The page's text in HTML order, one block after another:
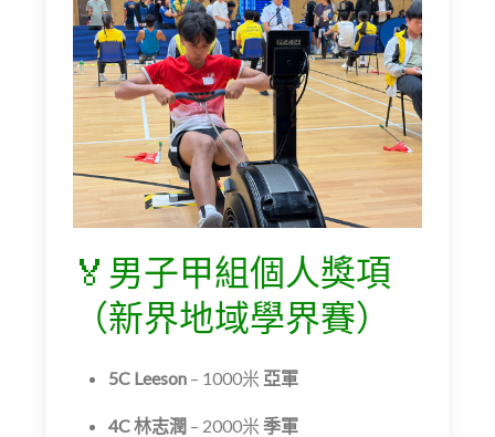
🏅男子甲組個人獎項
（新界地域學界賽）
5C Leeson – 1000米 亞軍
4C 林志潤 – 2000米 季軍